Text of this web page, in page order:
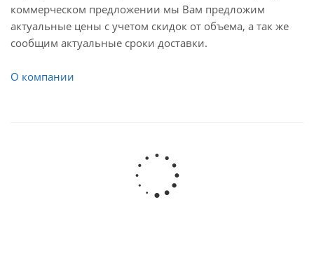
коммерческом предложении мы Вам предложим
актуальные цены с учетом скидок от объема, а так же
сообщим актуальные сроки доставки.
О компании